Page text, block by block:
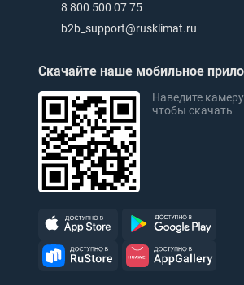
8 800 500 07 75
b2b_support@rusklimat.ru
Скачайте наше мобильное
Наведите
чтобы скачать